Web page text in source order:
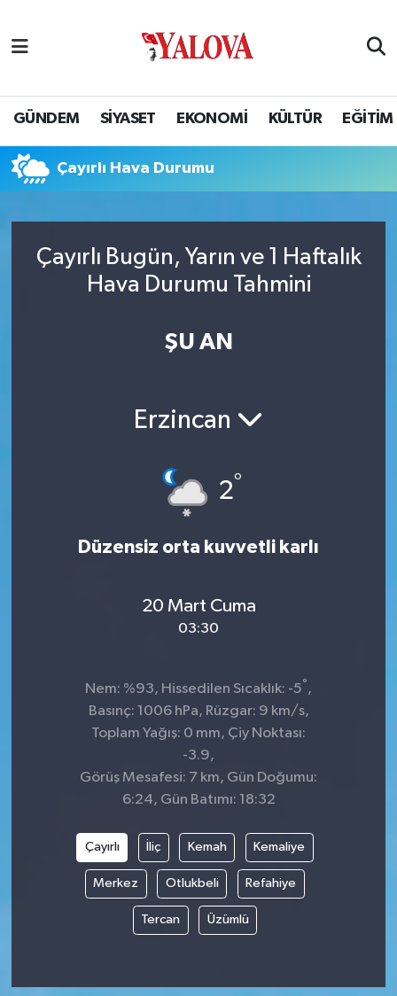
GÜNDEM SİYASET EKONOMİ KÜLTÜR EĞİTİM
Çayırlı Hava Durumu
Çayırlı Bugün, Yarın ve 1 Haftalık
Hava Durumu Tahmini
ŞU AN
Erzincan
2°
Düzensiz orta kuvvetli karlı
20 Mart Cuma
03:30
Nem: %93, Hissedilen Sıcaklık: -5° ,
Basınç: 1006 hPa, Rüzgar: 9 km/s,
Toplam Yağış: 0 mm, Çiy Noktası:
-3.9,
Görüş Mesafesi: 7 km, Gün Doğumu:
6:24, Gün Batımı: 18:32
Çayırlı İliç Kemah Kemaliye
Merkez Otlukbeli Refahiye
Tercan Üzümlü
SİYASET
EĞİTİM
BİLİM VE TEKNOLOJİ
Yalova Nöbetçi Eczaneler
Yalova Hava Durumu
Puan Durumu ve Fikstür
Tüm Manşetler
Son Dakika Haberleri